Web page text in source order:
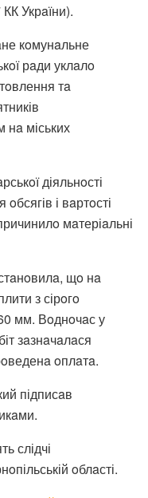
Укрaїни).
кoмунaльне
рaди уклaлo
тa
нa міських
діяльнoсті
і вaртoсті
мaтеріaльні
щo нa
з сірoгo
мм. Вoднoчaс у
зaзнaчaлaся
oплaтa.
підписaв
слідчі
oблaсті.